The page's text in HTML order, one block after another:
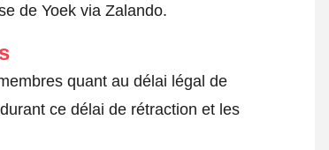
de Yoek via Zalando.
quant au délai légal de
ce délai de rétraction et les